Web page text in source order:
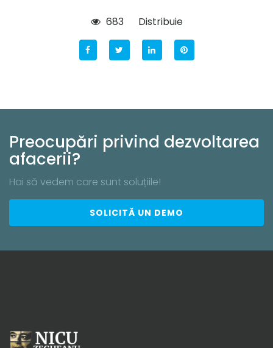
683 Distribuie
Preocupări privind dezvoltarea
afacerii?
Hai să vedem care sunt soluțiile!
SOLICITĂ UN DEMO